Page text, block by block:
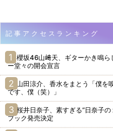
記事アクセスランキング
櫻坂46山﨑天、ギターかき鳴ら
ー堂々の開会宣言
山田涼介、香水をまとう「僕を
です、僕（笑）」
桜井日奈子、素すぎる“日奈子
ブック発売決定